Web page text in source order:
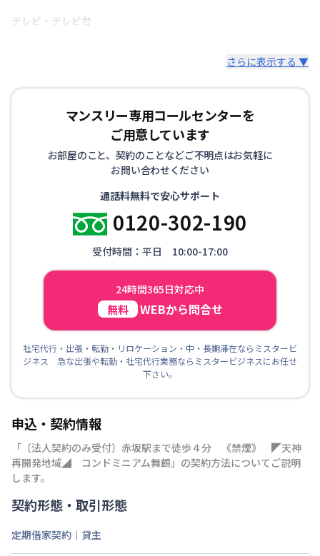
情報更新日
テレビ・テレビ台
さらに表示する ▼
マンスリー専用コールセンターを
ご用意しています
お部屋のこと、契約のことなどご不明点はお気軽に
お問い合わせください
通話料無料で安心サポート
0120-302-190
受付時間：平日 10:00-17:00
24時間365日対応中
無料 WEBから問合せ
社宅代行・出張・転勤・リロケーション・中・長期滞在ならミスタービ
ジネス 急な出張や転勤・社宅代行業務ならミスタービジネスにお任せ
下さい。
申込・契約情報
「 〔法人契約のみ受付〕赤坂駅まで徒歩４分 《禁煙》 ◤天神
再開発地域◢ コンドミニアム舞鶴 」の契約方法についてご説明
します。
契約形態・取引形態
定期借家契約｜貸主